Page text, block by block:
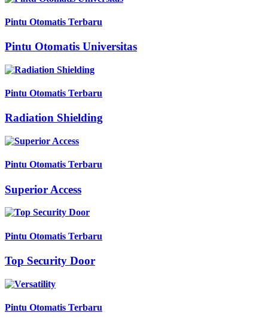
Pintu Otomatis Terbaru
Pintu Otomatis Universitas
Pintu Otomatis Terbaru
Radiation Shielding
Pintu Otomatis Terbaru
Superior Access
Pintu Otomatis Terbaru
Top Security Door
Pintu Otomatis Terbaru